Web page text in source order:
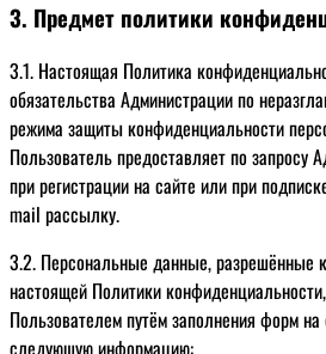
3. Предмет политики
3.1. Настоящая Политика
обязательства Администрации по
режима защиты конфиденциальности
Пользователь предоставляет по запросу
при регистрации на сайте или при
mail рассылку.
3.2. Персональные данные, разрешённые
настоящей Политики
Пользователем путём заполнения форм
следующую информацию: